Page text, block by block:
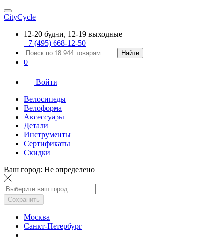
CityCycle
12-20 будни, 12-19 выходные
+7 (495) 668-12-50
Найти
0
Войти
Велосипеды
Велоформа
Аксессуары
Детали
Инструменты
Сертификаты
Скидки
Ваш город: Не определено
Сохранить
Москва
Санкт-Петербург